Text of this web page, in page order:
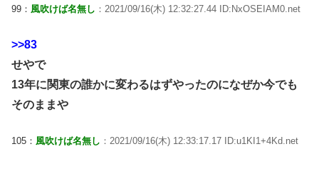
99： 風吹けば名無し ：2021/09/16(木) 12:32:27.44 ID:NxOSEIAM0.net
>>83
せやで
13年に関東の誰かに変わるはずやったのになぜか今でも
そのままや
105： 風吹けば名無し ：2021/09/16(木) 12:33:17.17 ID:u1KI1+4Kd.net